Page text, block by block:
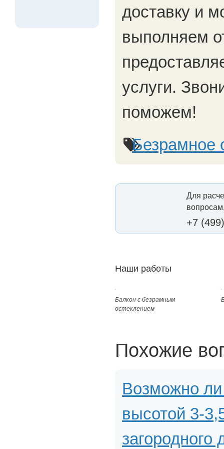
доставку и
выполняем
услуги.
поможем!
Безрамное
Для
+7
Наши работы
Балкон с безрамным
остеклением
Похожие
Возможно
высотой 3-
загородного